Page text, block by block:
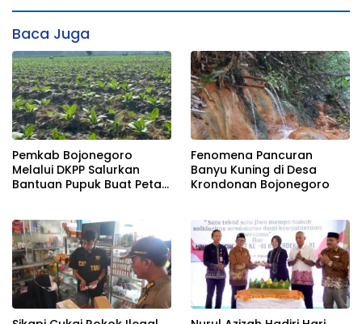
Baca Juga
Pemkab Bojonegoro
Melalui DKPP Salurkan
Bantuan Pupuk Buat Petani
Fenomena Pancuran
Banyu Kuning di Desa
Krondonan Bojonegoro